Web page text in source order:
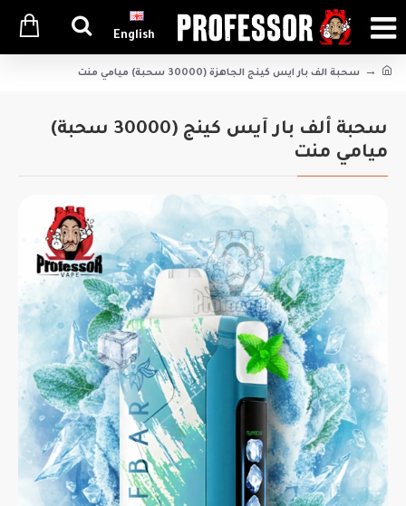
English
سحبة الف بار ايس كينج الجاهزة (30000 سحبة) ميامي منت
سحبة ألف بار آيس كينج (30000 سحبة)
ميامي منت